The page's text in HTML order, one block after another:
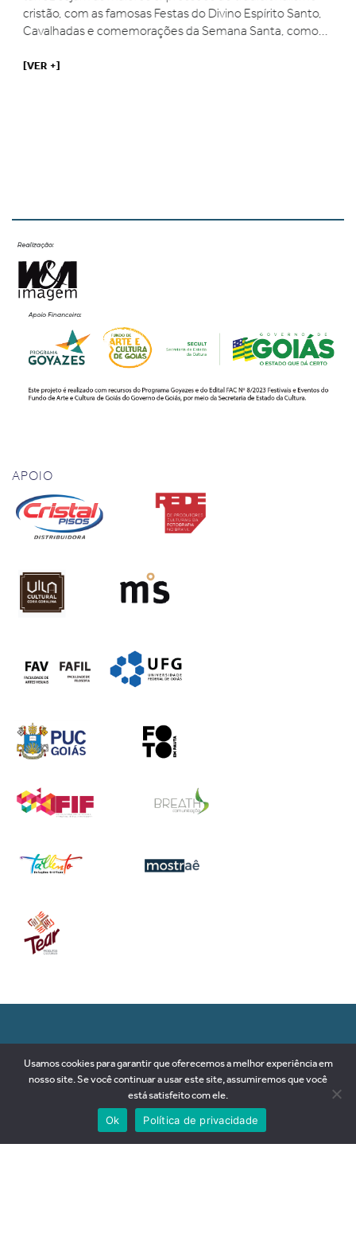
cristão, com as famosas Festas do Divino Espírito Santo,
Cavalhadas e comemorações da Semana Santa, como...
[VER +]
APOIO
74093-180 | Goiânia-GO
Brasil
contato@goyazes.art.br
Usamos cookies para garantir que oferecemos a melhor experiência em
nosso site. Se você continuar a usar este site, assumiremos que você
está satisfeito com ele.
Ok Política de privacidade